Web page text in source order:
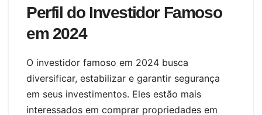
Perfil do Investidor Famoso
em 2024
O investidor famoso em 2024 busca
diversificar, estabilizar e garantir segurança
em seus investimentos. Eles estão mais
interessados em comprar propriedades em